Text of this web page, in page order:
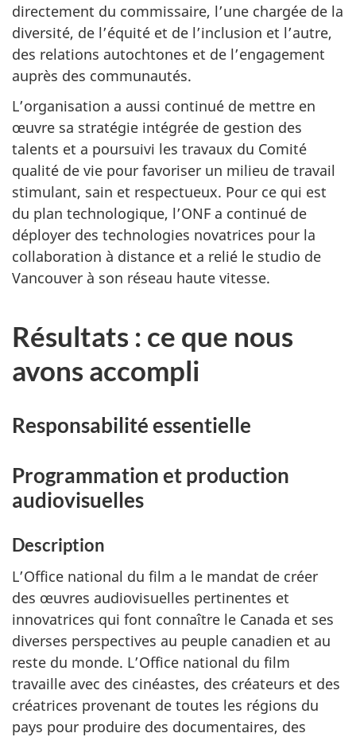
directement du commissaire, l’une chargée de la
diversité, de l’équité et de l’inclusion et l’autre,
des relations autochtones et de l’engagement
auprès des communautés.
L’organisation a aussi continué de mettre en
œuvre sa stratégie intégrée de gestion des
talents et a poursuivi les travaux du Comité
qualité de vie pour favoriser un milieu de travail
stimulant, sain et respectueux. Pour ce qui est
du plan technologique, l’ONF a continué de
déployer des technologies novatrices pour la
collaboration à distance et a relié le studio de
Vancouver à son réseau haute vitesse.
Résultats : ce que nous
avons accompli
Responsabilité essentielle
Programmation et production
audiovisuelles
Description
L’Office national du film a le mandat de créer
des œuvres audiovisuelles pertinentes et
innovatrices qui font connaître le Canada et ses
diverses perspectives au peuple canadien et au
reste du monde. L’Office national du film
travaille avec des cinéastes, des créateurs et des
créatrices provenant de toutes les régions du
pays pour produire des documentaires, des